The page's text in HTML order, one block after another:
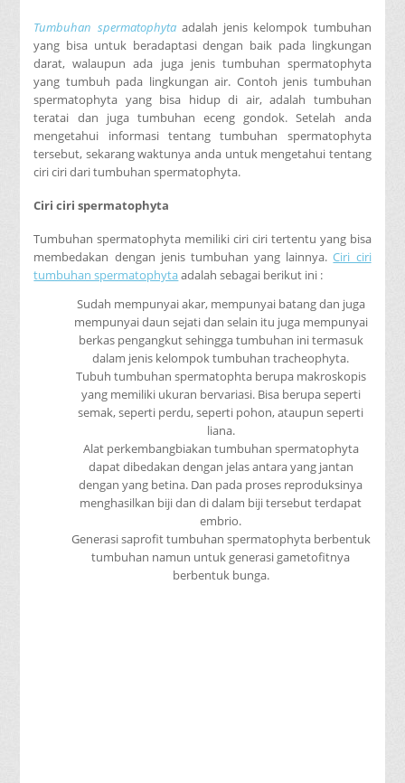
Tumbuhan spermatophytaadalah jenis kelompok tumbuhan
yang bisa untuk beradaptasi dengan baik pada lingkungan
darat, walaupun ada juga jenis tumbuhan spermatophyta
yang tumbuh pada lingkungan air. Contoh jenis tumbuhan
spermatophyta yang bisa hidup di air, adalah tumbuhan
teratai dan juga tumbuhan eceng gondok. Setelah anda
mengetahui informasi tentang tumbuhan spermatophyta
tersebut, sekarang waktunya anda untuk mengetahui tentang
ciri ciri dari tumbuhan spermatophyta.
Ciri ciri spermatophyta
Tumbuhan spermatophyta memiliki ciri ciri tertentu yang bisa
membedakan dengan jenis tumbuhan yang lainnya.Ciri ciri
tumbuhan spermatophytaadalah sebagai berikut ini :
Sudah mempunyai akar, mempunyai batang dan juga
mempunyai daun sejati dan selain itu juga mempunyai
berkas pengangkut sehingga tumbuhan ini termasuk
dalam jenis kelompok tumbuhan tracheophyta.
Tubuh tumbuhan spermatophta berupa makroskopis
yang memiliki ukuran bervariasi. Bisa berupa seperti
semak, seperti perdu, seperti pohon, ataupun seperti
liana.
Alat perkembangbiakan tumbuhan spermatophyta
dapat dibedakan dengan jelas antara yang jantan
dengan yang betina. Dan pada proses reproduksinya
menghasilkan biji dan di dalam biji tersebut terdapat
embrio.
Generasi saprofit tumbuhan spermatophyta berbentuk
tumbuhan namun untuk generasi gametofitnya
berbentuk bunga.